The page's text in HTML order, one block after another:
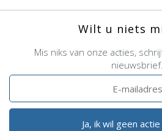
Wilt u niets
Mis niks van onze acties,
nieuwsbrief.
Ja, ik wil geen